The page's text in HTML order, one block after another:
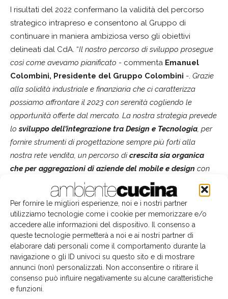
Per fornire le migliori esperienze, noi e i nostri partner
utilizziamo tecnologie come i cookie per memorizzare e/o
accedere alle informazioni del dispositivo. Il consenso a
queste tecnologie permetterà a noi e ai nostri partner di
elaborare dati personali come il comportamento durante la
navigazione o gli ID univoci su questo sito e di mostrare
annunci (non) personalizzati. Non acconsentire o ritirare il
consenso può influire negativamente su alcune caratteristiche
e funzioni.
I risultati del 2022 confermano la validità del percorso
strategico intrapreso e consentono al Gruppo di
continuare in maniera ambiziosa verso gli obiettivi
delineati dal CdA. “Il nostro percorso di sviluppo prosegue
così come avevamo pianificato - commenta Emanuel
Colombini, Presidente del Gruppo Colombini -. Grazie
alla solidità industriale e finanziaria che ci caratterizza
possiamo affrontare il 2023 con serenità cogliendo le
opportunità offerte dal mercato. La nostra strategia prevede
losviluppo dell’integrazione tra Design e Tecnologia, per
fornire strumenti di progettazione sempre più forti alla
nostra rete vendita, un percorso dicrescita sia organica
che per aggregazioni di aziende del mobile e design con
cui realizzare importanti sinergie. Vogliamo diventare un vero
e proprio polo a matrice familiare nel settore dell’arredo,
l’unico in Italia, sia in termini dimensionali che di ampiezza
dell’offerta, creando un’eccellenza nel nostro territorio”.